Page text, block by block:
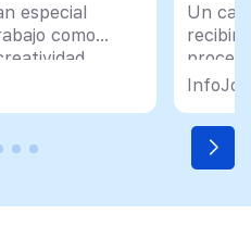
especial
como
de los
Un
recibir